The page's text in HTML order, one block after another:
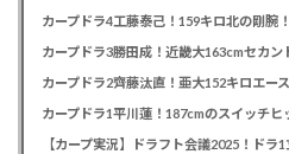
カープドラ4工藤泰己！159キロ北の剛腕
カープドラ2齊藤汰直！亜大152キロエー
【カープ実況】ドラフト会議2025！ドラ